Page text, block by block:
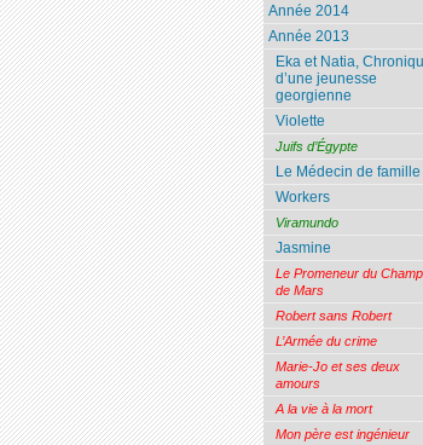
Année 2014
Année 2013
Eka et Natia,
d’une jeunesse
georgienne
Violette
Juifs d’Égypte
Le Médecin de famille
Workers
Viramundo
Jasmine
Le Promeneur du Champ
de Mars
Robert sans Robert
L’Armée du crime
Marie-Jo et ses deux
amours
A la vie à la mort
Mon père est ingénieur